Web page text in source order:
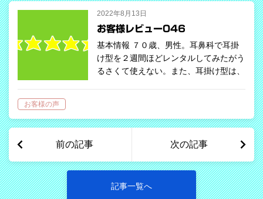
2022年8月13日
お客様レビュー046
基本情報 ７０歳、男性。耳鼻科で耳掛
け型を２週間ほどレンタルしてみたがう
るさくて使えない。また、耳掛け型は、
お客…
お客様の声
前の記事 次の記事
記事一覧へ